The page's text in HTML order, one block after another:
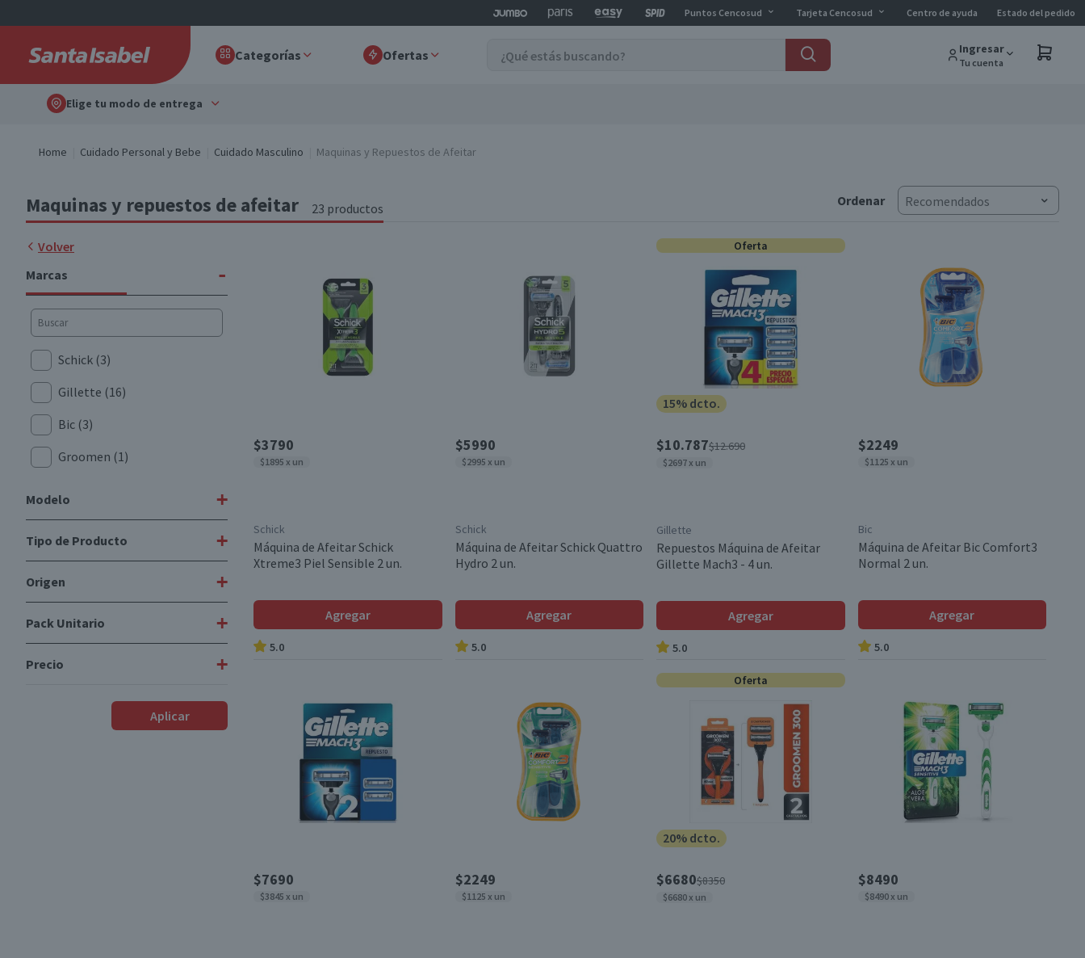
Puntos Cencosud Tarjeta Cencosud Centro de ayuda Estado del pedido
Categorías Ofertas Ingresar
Tu cuenta
Elige tu modo de entrega
Home Cuidado Personal y Bebe Cuidado Masculino Maquinas y Repuestos de Afeitar
Maquinas y repuestos de afeitar 23 productos Ordenar Recomendados
Volver
Marcas
-
Schick (3)
Gillette (16)
Bic (3)
Groomen (1)
Modelo +
Gillette Prestobarba3
Tipo de Producto +
Máquinas de Afeitar
Repuestos Máquinas de
Afeitar(3)
Origen +
Nacional
Pack Unitario +
Pack
(3)
Precio +
Aplicar
$3790
$1895 x un
Schick
Máquina de Afeitar Schick
Xtreme3 Piel Sensible 2 un.
Agregar
5.0
$5990
$2995 x un
Schick
Máquina de Afeitar Schick Quattro
Hydro 2 un.
Agregar
5.0
Oferta
15% dcto.
$10.787$12.690
$2697 x un
Gillette
Repuestos Máquina de Afeitar
Gillette Mach3 - 4 un.
Agregar
5.0
$2249
$1125 x un
Bic
Máquina de Afeitar Bic Comfort3
Normal 2 un.
Agregar
5.0
$7690
$3845 x un
$2249
$1125 x un
Oferta
20% dcto.
$6680$8350
$6680 x un
$8490
$8490 x un